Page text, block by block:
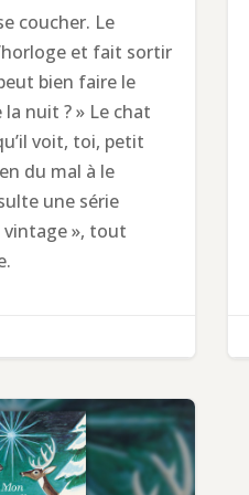
coucher. Le
et fait sortir
bien faire le
nuit ? » Le chat
voit, toi, petit
du mal à le
une série
vintage », tout